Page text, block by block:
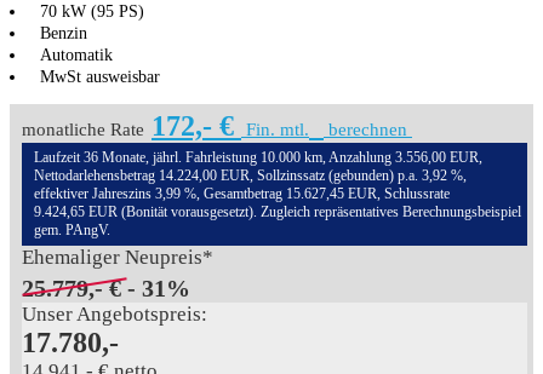
70 kW (95 PS)
Benzin
Automatik
MwSt ausweisbar
monatliche Rate 172,- € Fin. mtl. berechnen
Laufzeit 36 Monate, jährl. Fahrleistung 10.000 km, Anzahlung 3.556,00 EUR,
Nettodarlehensbetrag 14.224,00 EUR, Sollzinssatz (gebunden) p.a. 3,92 %,
effektiver Jahreszins 3,99 %, Gesamtbetrag 15.627,45 EUR, Schlussrate
9.424,65 EUR (Bonität vorausgesetzt). Zugleich repräsentatives Berechnungsbeispiel
gem. PAngV.
Ehemaliger Neupreis*
25.779,- € - 31%
Unser Angebotspreis:
17.780,-